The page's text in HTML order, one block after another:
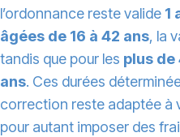
l’ordonnance reste valide 1
âgées de 16 à 42 ans, la
tandis que pour les plus de
ans. Ces durées
correction reste adaptée à
pour autant imposer des